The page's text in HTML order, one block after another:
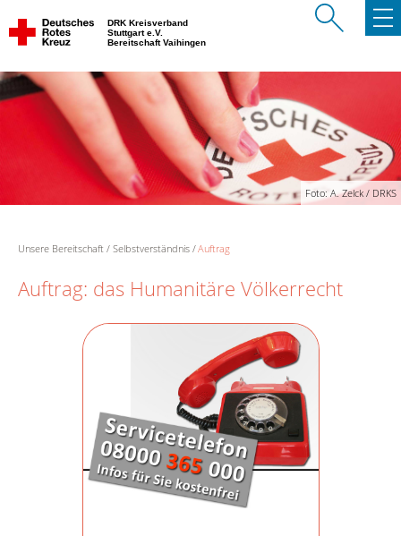
DRK Kreisverband
Stuttgart e.V.
Bereitschaft Vaihingen
Foto: A. Zelck / DRKS
Unsere Bereitschaft Selbstverständnis Auftrag
Auftrag: das Humanitäre Völkerrecht